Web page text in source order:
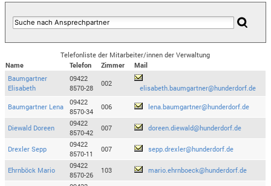
Telefonliste der Mitarbeiter/innen der Verwaltung
Name
Telefon Zimmer
Mail
Baumgartner
Elisabeth
09422
8570-28
002
elisabeth.baumgartner@hunderdorf.de
Baumgartner Lena
09422
8570-34
006 lena.baumgartner@hunderdorf.de
Diewald Doreen
09422
8570-42
007 doreen.diewald@hunderdorf.de
Drexler Sepp
09422
8570-11
007 sepp.drexler@hunderdorf.de
Ehrnböck Mario
09422
8570-26
103 mario.ehrnboeck@hunderdorf.de